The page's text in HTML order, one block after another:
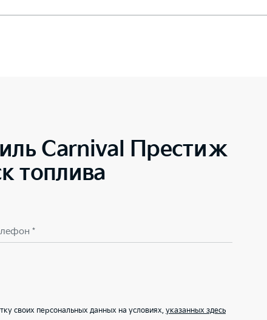
Carnival Престиж
топлива
*
своих персональных данных на условиях,указанных здесь